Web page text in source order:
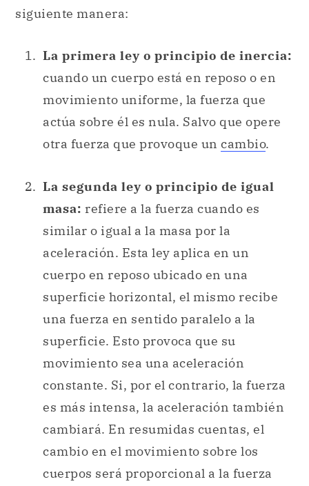
siguiente manera:
La primera ley o principio de inercia:
cuando un cuerpo está en reposo o en
movimiento uniforme, la fuerza que
actúa sobre él es nula. Salvo que opere
otra fuerza que provoque un cambio.
La segunda ley o principio de igual
masa: refiere a la fuerza cuando es
similar o igual a la masa por la
aceleración. Esta ley aplica en un
cuerpo en reposo ubicado en una
superficie horizontal, el mismo recibe
una fuerza en sentido paralelo a la
superficie. Esto provoca que su
movimiento sea una aceleración
constante. Si, por el contrario, la fuerza
es más intensa, la aceleración también
cambiará. En resumidas cuentas, el
cambio en el movimiento sobre los
cuerpos será proporcional a la fuerza